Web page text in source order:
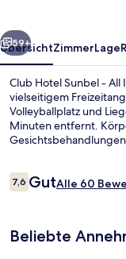
Weiter
59+
ÜbersichtZimmerLage
Club Hotel Sunbel - All
vielseitigem
Volleyballplatz und
Minuten entfernt.
Getränke dagegen
Bewertungen
7,67,6 von 10.
GutAlle 60
Beliebte